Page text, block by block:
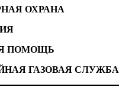
ОХРАНА
ПОМОЩЬ
ГАЗОВАЯ СЛУЖБА